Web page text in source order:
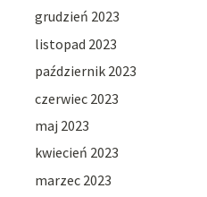
grudzień 2023
listopad 2023
październik 2023
czerwiec 2023
maj 2023
kwiecień 2023
marzec 2023